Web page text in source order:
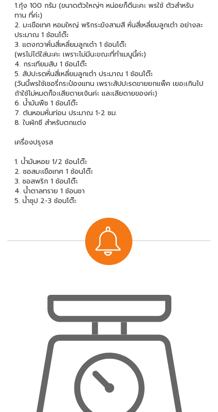
1.กุ้ง 100 กรัม (ขนาดตัวใหญ่ๆ หน่อยก็ดีนะคะ พรใช้ ตัวสำหรับ
ทาน ที่ค่ะ)
2. มะเขือเทศ หอมใหญ่ พริกระฆังสามสี หั่นสี่เหลี่ยมลูกเต๋า อย่างละ
ประมาณ 1 ช้อนโต๊ะ
3. แตงกวาหั่นสี่เหลี่ยมลูกเต๋า 1 ช้อนโต๊ะ
(พรไม่ได้ใส่นะคะ เพราะไม่มีนะขณะที่ทำเมนูนี้ค่ะ)
4. กระเทียมสับ 1 ช้อนโต๊ะ
5. สัปปะรดหั่นสี่เหลี่ยมลูกเต๋า ประมาณ 1 ช้อนโต๊ะ
(วันนี้พรใช้เชอรี่กระป๋องแทน เพราะสัปปะรดขายยกแพ็ค เยอะเกินไป
ถ้าใช้ไม่หมดก็จะเสียดายเงินค่ะ และเสียดายของค่ะ)
6. น้ำมันพืช 1 ช้อนโต๊ะ
7. ต้นหอมหั่นท่อน ประมาณ 1-2 ซม.
8. ใบผักชี สำหรับตกแต่ง
เครื่องปรุงรส
1. น้ำมันหอย 1/2 ช้อนโต๊ะ
2. ซอสมะเขือเทศ 1 ช้อนโต๊ะ
3. ซอสพริก 1 ช้อนโต๊ะ
4. น้ำตาลทราย 1 ช้อนชา
5. น้ำซุป 2-3 ช้อนโต๊ะ